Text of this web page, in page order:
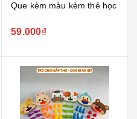
Que kèm màu kèm thẻ học
59.000₫